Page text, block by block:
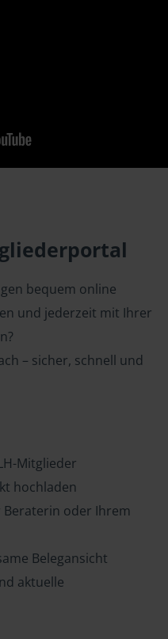
bequem online
und jederzeit mit Ihrer
– sicher, schnell und
Mitglieder
hochladen
oder Ihrem
Belegansicht
aktuelle